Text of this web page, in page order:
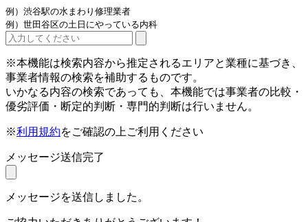
例）渋谷駅の水まわり修理業者
例）世田谷区の土日にやっている内科
※本機能は検索内容から推定されるエリアと業種に基づき、
事業者情報の検索を補助するものです。
いかなる内容の検索であっても、本機能では事業者の比較・
優劣評価・断定的判断・専門的判断は行いません。
※利用規約をご確認の上ご利用ください
メッセージ送信完了
メッセージを送信しました。